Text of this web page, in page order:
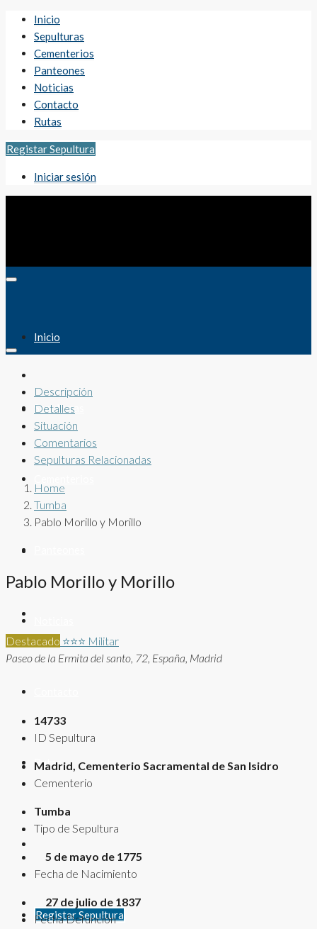
Inicio
Sepulturas
Cementerios
Panteones
Noticias
Contacto
Rutas
Registar Sepultura
Iniciar sesión
Inicio
Sepulturas
Rutas
Registar Sepultura
Descripción
Detalles
Situación
Comentarios
Sepulturas Relacionadas
Home
Tumba
Pablo Morillo y Morillo
Pablo Morillo y Morillo
Destacado ⭐⭐⭐ Militar
Paseo de la Ermita del santo, 72, España, Madrid
14733
ID Sepultura
Madrid, Cementerio Sacramental de San Isidro
Cementerio
Tumba
Tipo de Sepultura
5 de mayo de 1775
Fecha de Nacimiento
27 de julio de 1837
Fecha Defunción